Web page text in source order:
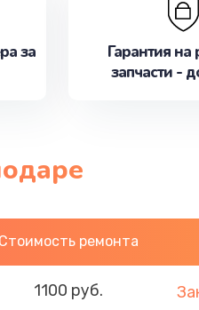
за
Гарантия на
запчасти -
Стоимость ремонта
1100 руб.